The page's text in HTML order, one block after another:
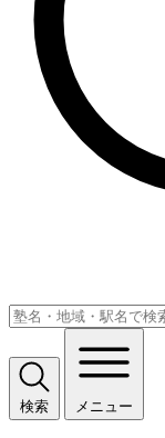
検索 メニュー